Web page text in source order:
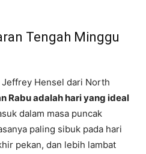
Tengah Minggu
Hensel dari North
Rabu adalah hari yang ideal
dalam masa puncak
paling sibuk pada hari
pekan, dan lebih lambat